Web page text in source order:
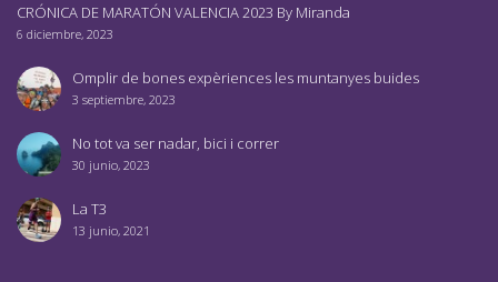
CRÓNICA DE MARATÓN VALENCIA 2023 By Miranda
6 diciembre, 2023
Omplir de bones expèriences les muntanyes buides
3 septiembre, 2023
No tot va ser nadar, bici i correr
30 junio, 2023
La T3
13 junio, 2021